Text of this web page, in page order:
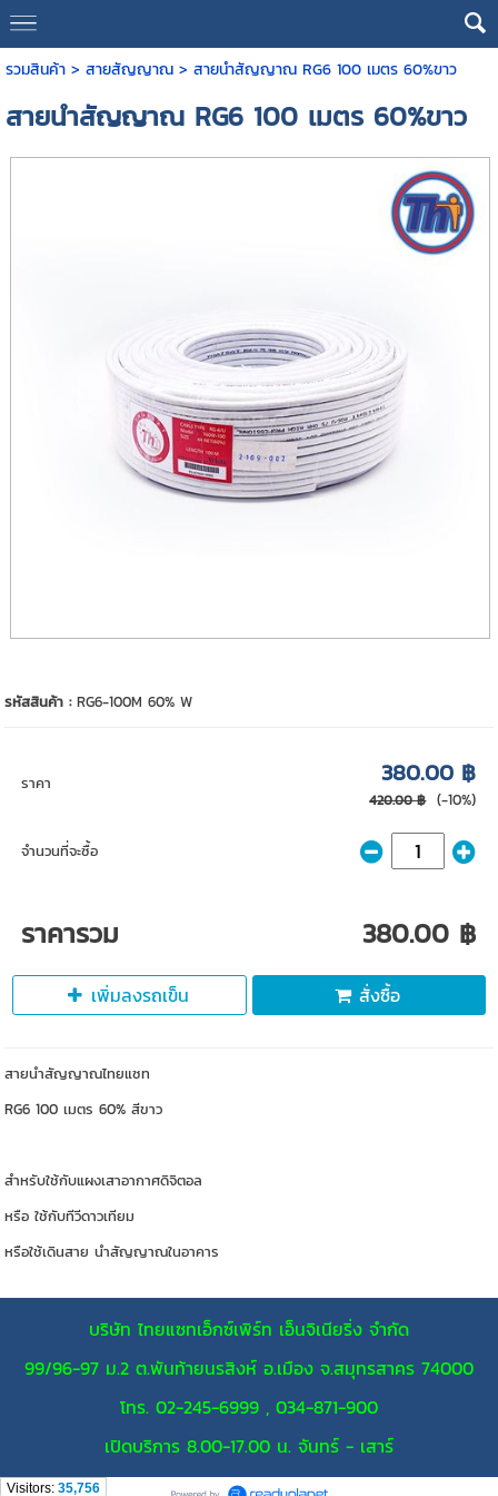
รวมสินค้า> สายสัญญาณ> สายนำสัญญาณ RG6 100 เมตร 60%ขาว
สายนำสัญญาณ RG6 100 เมตร 60%ขาว
รหัสสินค้า :RG6-100M 60% W
ราคา 380.00 ฿
420.00 ฿ (-10%)
จำนวนที่จะซื้อ
ราคารวม 380.00 ฿
เพิ่มลงรถเข็น สั่งซื้อ
สายนำสัญญาณไทยแซท
RG6 100 เมตร 60% สีขาว
สำหรับใช้กับแผงเสาอากาศดิจิตอล
หรือ ใช้กับทีวีดาวเทียม
หรือใช้เดินสาย นำสัญญาณในอาคาร
บริษัท ไทยแซทเอ็กซ์เพิร์ท เอ็นจิเนียริ่ง จำกัด
99/96-97 ม.2 ต.พันท้ายนรสิงห์ อ.เมือง จ.สมุทรสาคร 74000
โทร. 02-245-6999 , 034-871-900
เปิดบริการ 8.00-17.00 น. จันทร์ - เสาร์
Visitors: 35,756